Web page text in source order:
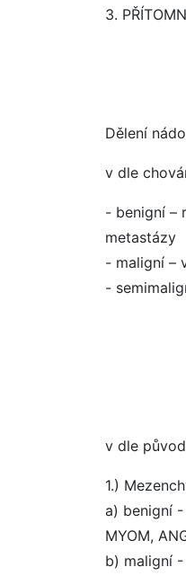
3.
Dělení
v dle
- benigní –
metastázy
- maligní –
-
v dle
1.)
a) benigní -
MYOM,
b) maligní -